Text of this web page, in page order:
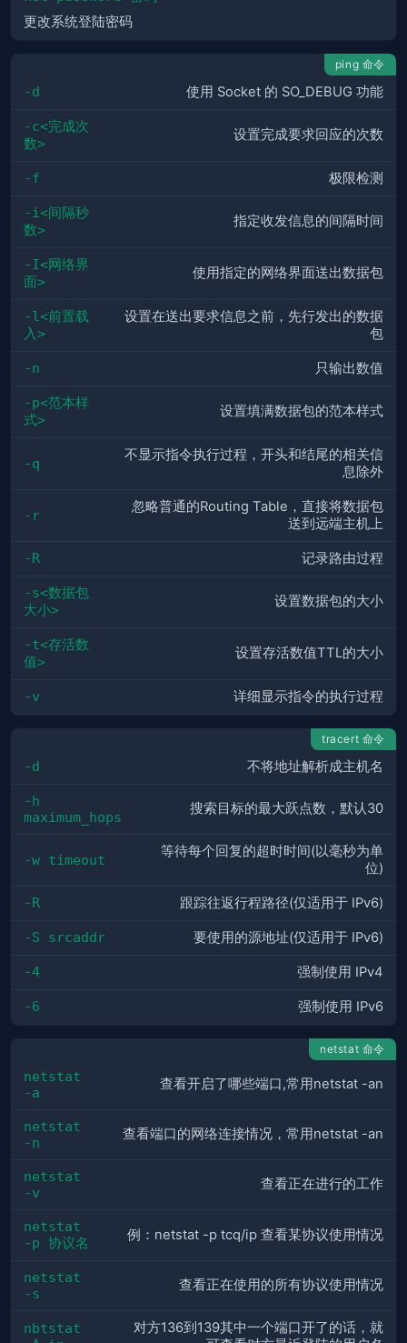
更改系统登陆密码
ping 命令
-d 使用 Socket 的 SO_DEBUG 功能
-c<完成次
数>
设置完成要求回应的次数
-f 极限检测
-i<间隔秒
数>
指定收发信息的间隔时间
-I<网络界
面>
使用指定的网络界面送出数据包
-l<前置载
入>
设置在送出要求信息之前，先行发出的数据
包
-n 只输出数值
-p<范本样
式>
设置填满数据包的范本样式
-q
不显示指令执行过程，开头和结尾的相关信
息除外
-r
忽略普通的Routing Table，直接将数据包
送到远端主机上
-R 记录路由过程
-s<数据包
大小>
设置数据包的大小
-t<存活数
值>
设置存活数值TTL的大小
-v 详细显示指令的执行过程
tracert 命令
-d 不将地址解析成主机名
-h
maximum_hops
搜索目标的最大跃点数，默认30
-w timeout
等待每个回复的超时时间(以毫秒为单
位)
-R 跟踪往返行程路径(仅适用于 IPv6)
-S srcaddr 要使用的源地址(仅适用于 IPv6)
-4 强制使用 IPv4
-6 强制使用 IPv6
netstat 命令
netstat
-a
查看开启了哪些端口,常用netstat -an
netstat
-n
查看端口的网络连接情况，常用netstat -an
netstat
-v
查看正在进行的工作
netstat
-p 协议名
例：netstat -p tcq/ip 查看某协议使用情况
netstat
-s
查看正在使用的所有协议使用情况
nbtstat
对方136到139其中一个端口开了的话，就